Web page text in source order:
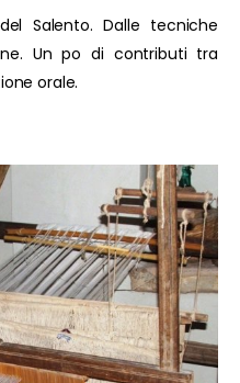
Salento. Dalle tecniche
Un po di contributi tra
orale.